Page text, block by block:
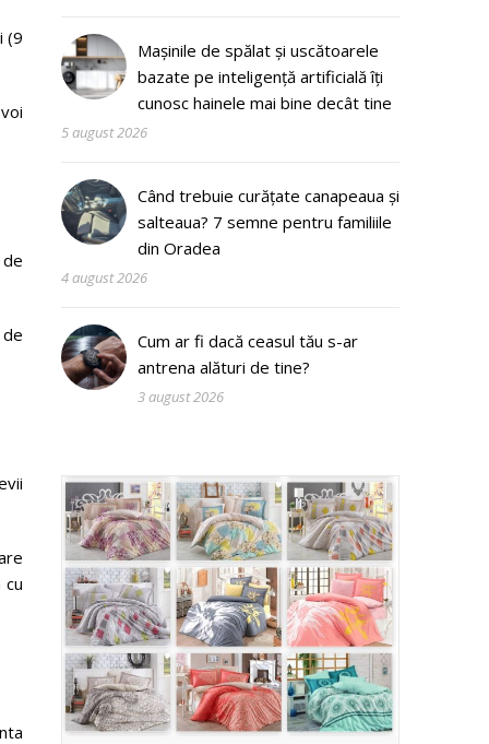
(9
cu
Mașinile de spălat și uscătoarele
bazate pe inteligență artificială îți
cunosc hainele mai bine decât tine
5 august 2026
Când trebuie curățate canapeaua și
salteaua? 7 semne pentru familiile
din Oradea
4 august 2026
Cum ar fi dacă ceasul tău s-ar
antrena alături de tine?
3 august 2026